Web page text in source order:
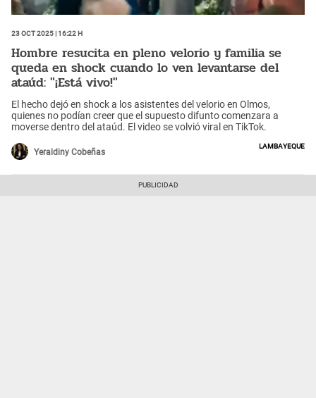
23 Oct 2025 | 16:22 h
Hombre resucita en pleno velorio y familia se
queda en shock cuando lo ven levantarse del
ataúd: "¡Está vivo!"
El hecho dejó en shock a los asistentes del velorio en Olmos,
quienes no podían creer que el supuesto difunto comenzara a
moverse dentro del ataúd. El video se volvió viral en TikTok.
Yeraldiny Cobeñas
Lambayeque